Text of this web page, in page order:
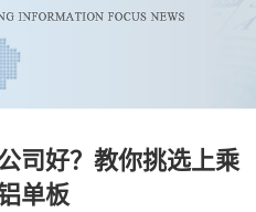
司好？教你挑选上乘
单板